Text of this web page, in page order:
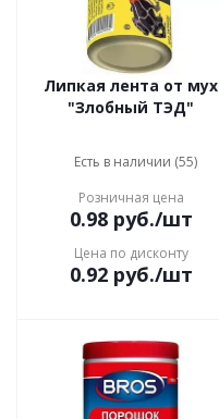
Липкая лента от мух
"Злобный ТЭД"
Есть в наличии (55)
Розничная цена
0.98руб./шт
Цена по дисконту
0.92руб./шт